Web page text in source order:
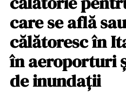
care se află sau
călătoresc în
în aeroporturi
de inundaţii